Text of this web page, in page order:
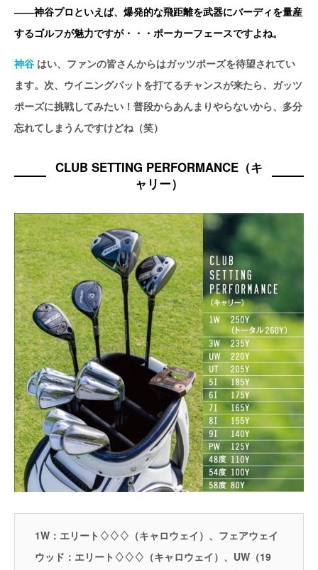
――神谷プロといえば、爆発的な飛距離を武器にバーディを量産
するゴルフが魅力ですが・・・ポーカーフェースですよね。
神谷 はい、ファンの皆さんからはガッツポーズを待望されてい
ます。次、ウイニングパットを打てるチャンスが来たら、ガッツ
ポーズに挑戦してみたい！普段からあんまりやらないから、多分
忘れてしまうんですけどね（笑）
CLUB SETTING PERFORMANCE（キ
ャリー）
1W：エリート♢♢♢（キャロウェイ）、フェアウェイ
ウッド：エリート♢♢♢（キャロウェイ）、UW（19